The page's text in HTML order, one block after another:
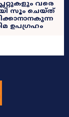
വരെ
സൂം ചെയ്ത്
ഉപ​ഗ്രഹം